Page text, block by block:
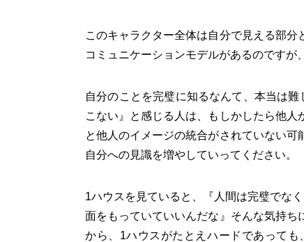
このキャラクター全体は自分で見える部
コミュニケーションモデルがあるのですが
自分のことを完璧に知るなんて、本当は
こない』と感じる人は、もしかしたら他
と他人のイメージの統合がされていない可
自分への見識を増やしていってください。
1ハウスを見ていると、『人間は完璧でな
面をもっていていいんだな』そんな気持
から、1ハウスがたとえハードであって